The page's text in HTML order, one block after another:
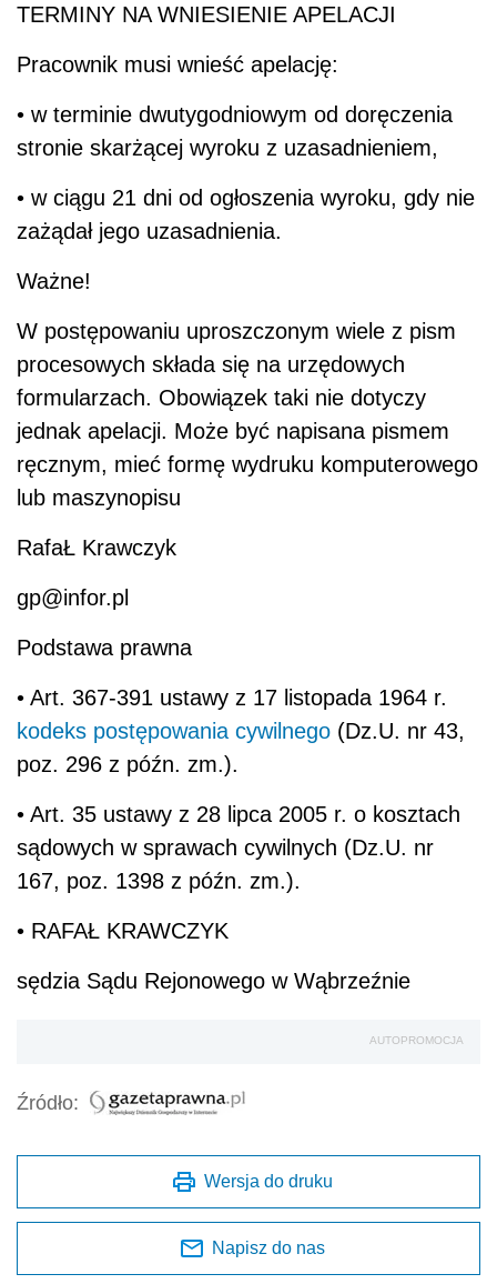
TERMINY NA WNIESIENIE APELACJI
Pracownik musi wnieść apelację:
• w terminie dwutygodniowym od doręczenia
stronie skarżącej wyroku z uzasadnieniem,
• w ciągu 21 dni od ogłoszenia wyroku, gdy nie
zażądał jego uzasadnienia.
Ważne!
W postępowaniu uproszczonym wiele z pism
procesowych składa się na urzędowych
formularzach. Obowiązek taki nie dotyczy
jednak apelacji. Może być napisana pismem
ręcznym, mieć formę wydruku komputerowego
lub maszynopisu
RafaŁ Krawczyk
gp@infor.pl
Podstawa prawna
• Art. 367-391 ustawy z 17 listopada 1964 r.
kodeks postępowania cywilnego (Dz.U. nr 43,
poz. 296 z późn. zm.).
• Art. 35 ustawy z 28 lipca 2005 r. o kosztach
sądowych w sprawach cywilnych (Dz.U. nr
167, poz. 1398 z późn. zm.).
• RAFAŁ KRAWCZYK
sędzia Sądu Rejonowego w Wąbrzeźnie
AUTOPROMOCJA
Źródło:
Wersja do druku
Napisz do nas